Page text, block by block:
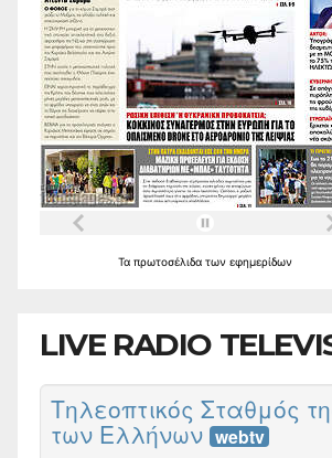
Τα πρωτοσέλιδα των εφημερίδων
LIVE RADIO